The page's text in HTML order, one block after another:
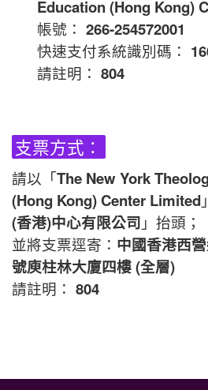
Education (Hong Kong)
帳號： 266-254572001
快速支付系統識別碼：
請註明： 804
支票方式：
請以「The New York
(Hong Kong) Center Limited
(香港)中心有限公司 」抬頭；
並將支票逕寄： 中國香港西
號庾柱林大廈四樓 (全層)
請註明： 804